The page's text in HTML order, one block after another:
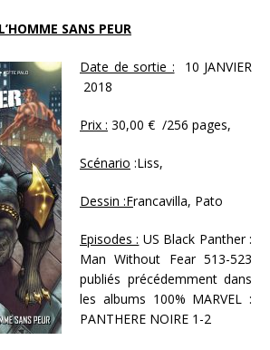
SANS PEUR
Date de sortie : 10 JANVIER
2018
Prix : 30,00 € /256 pages,
Scénario :Liss,
Dessin :Francavilla, Pato
Episodes : US Black Panther :
Man Without Fear 513-523
publiés précédemment dans
les albums 100% MARVEL :
PANTHERE NOIRE 1-2